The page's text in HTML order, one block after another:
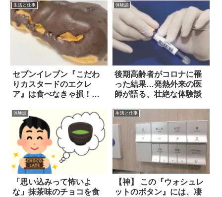
生活と仕事
セブンイレブン『こだわ
りカスタードのエクレ
ア』は食べなきゃ損！
使用したカスタードが最
高だった
体験談
後期高齢者がコロナに罹
った結果…発熱外来の医
師が語る、壮絶な体験談
体験談
「思い込みって怖いよ
な」抹茶味のチョコを食
生活と仕事
【神】 この『ウォシュレ
ットのボタン』には、凄